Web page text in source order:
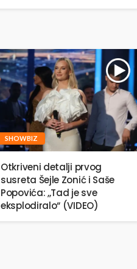
SHOWBIZ
Otkriveni detalji prvog
susreta Šejle Zonić i Saše
Popovića: ,,Tad je sve
eksplodiralo“ (VIDEO)